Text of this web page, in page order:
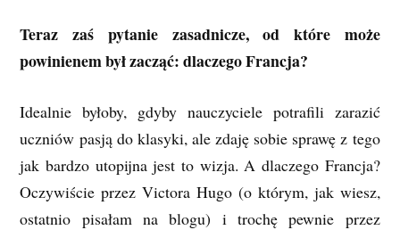
Teraz zaś pytanie zasadnicze, od które może
powinienem był zacząć: dlaczego Francja?
Idealnie byłoby, gdyby nauczyciele potrafili zarazić
uczniów pasją do klasyki, ale zdaję sobie sprawę z tego
jak bardzo utopijna jest to wizja. A dlaczego Francja?
Oczywiście przez Victora Hugo (o którym, jak wiesz,
ostatnio pisałam na blogu) i trochę pewnie przez